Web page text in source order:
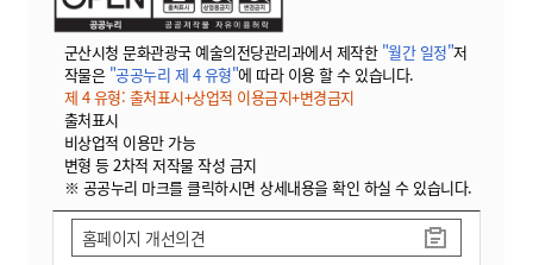
군산시청 문화관광국 예술의전당관리과에서 제작한 "월간 일정"저
작물은 "공공누리 제 4 유형"에 따라 이용 할 수 있습니다.
제 4 유형: 출처표시+상업적 이용금지+변경금지
출처표시
비상업적 이용만 가능
변형 등 2차적 저작물 작성 금지
※ 공공누리 마크를 클릭하시면 상세내용을 확인 하실 수 있습니다.
홈페이지 개선의견